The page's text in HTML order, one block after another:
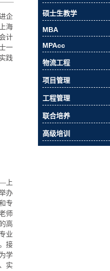
企
海
计
一
践
—上
办
专
师
高
业
接
学
实
硕士生教学
MBA
MPAcc
物流工程
项目管理
工程管理
联合培养
高级培训